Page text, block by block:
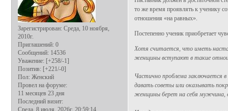
Зарегистрирован: Среда, 10 ноября,
2010г.
Приглашений: 0
Сообщений: 14536
Уважение: [+258/-1]
Позитив: [+221/-0]
Пол: Женский
Провел на форуме:
11 месяцев 23 дня
Последний визит:
Среда, 8 июля, 2026г. 20:59:14
то же время проявлять к ученику
отношения «на равных».
Постепенно ученик приобретает
Хотя считается, что иметь
женщины вступают в такие
Частично проблема
давать советы или оказывать
женщины берет на себя мужчина,